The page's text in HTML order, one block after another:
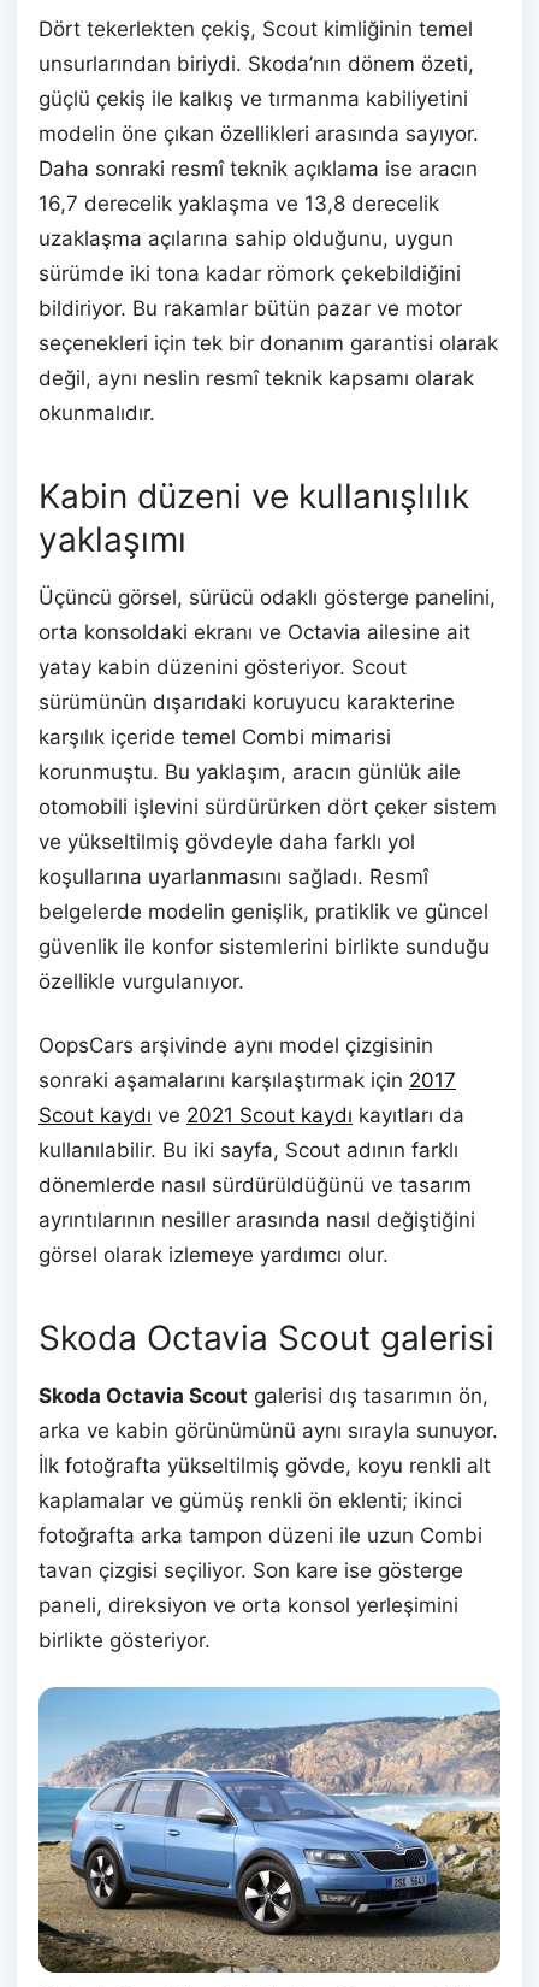
Dört tekerlekten çekiş, Scout kimliğinin temel
unsurlarından biriydi. Skoda’nın dönem özeti,
güçlü çekiş ile kalkış ve tırmanma kabiliyetini
modelin öne çıkan özellikleri arasında sayıyor.
Daha sonraki resmî teknik açıklama ise aracın
16,7 derecelik yaklaşma ve 13,8 derecelik
uzaklaşma açılarına sahip olduğunu, uygun
sürümde iki tona kadar römork çekebildiğini
bildiriyor. Bu rakamlar bütün pazar ve motor
seçenekleri için tek bir donanım garantisi olarak
değil, aynı neslin resmî teknik kapsamı olarak
okunmalıdır.
Kabin düzeni ve kullanışlılık
yaklaşımı
Üçüncü görsel, sürücü odaklı gösterge panelini,
orta konsoldaki ekranı ve Octavia ailesine ait
yatay kabin düzenini gösteriyor. Scout
sürümünün dışarıdaki koruyucu karakterine
karşılık içeride temel Combi mimarisi
korunmuştu. Bu yaklaşım, aracın günlük aile
otomobili işlevini sürdürürken dört çeker sistem
ve yükseltilmiş gövdeyle daha farklı yol
koşullarına uyarlanmasını sağladı. Resmî
belgelerde modelin genişlik, pratiklik ve güncel
güvenlik ile konfor sistemlerini birlikte sunduğu
özellikle vurgulanıyor.
OopsCars arşivinde aynı model çizgisinin
sonraki aşamalarını karşılaştırmak için 2017
Scout kaydı ve 2021 Scout kaydı kayıtları da
kullanılabilir. Bu iki sayfa, Scout adının farklı
dönemlerde nasıl sürdürüldüğünü ve tasarım
ayrıntılarının nesiller arasında nasıl değiştiğini
görsel olarak izlemeye yardımcı olur.
Skoda Octavia Scout galerisi
Skoda Octavia Scout galerisi dış tasarımın ön,
arka ve kabin görünümünü aynı sırayla sunuyor.
İlk fotoğrafta yükseltilmiş gövde, koyu renkli alt
kaplamalar ve gümüş renkli ön eklenti; ikinci
fotoğrafta arka tampon düzeni ile uzun Combi
tavan çizgisi seçiliyor. Son kare ise gösterge
paneli, direksiyon ve orta konsol yerleşimini
birlikte gösteriyor.